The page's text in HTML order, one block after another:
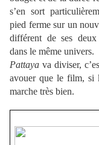
s’en sort
pied ferme sur un
différent de ses deux
dans le même univers.
Pattaya va diviser,
avouer que le film, si
marche très bien.